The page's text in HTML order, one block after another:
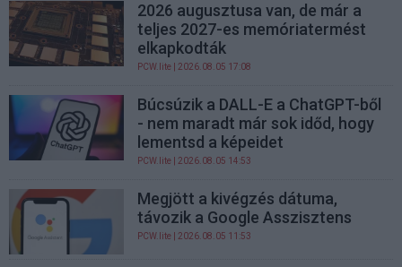
2026 augusztusa van, de már a
teljes 2027-es memóriatermést
elkapkodták
PCW.lite | 2026.08.05 17:08
Búcsúzik a DALL-E a ChatGPT-ből
- nem maradt már sok időd, hogy
lementsd a képeidet
PCW.lite | 2026.08.05 14:53
Megjött a kivégzés dátuma,
távozik a Google Asszisztens
PCW.lite | 2026.08.05 11:53